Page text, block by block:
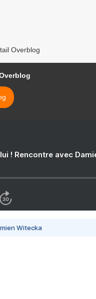
Overblog
! Rencontre avec
Witecka